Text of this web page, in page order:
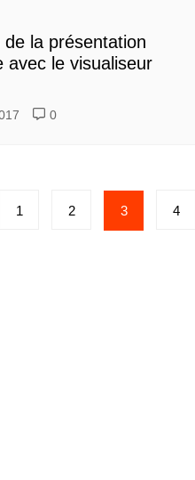
la présentation
avec le visualiseur
0
1 2 3 4